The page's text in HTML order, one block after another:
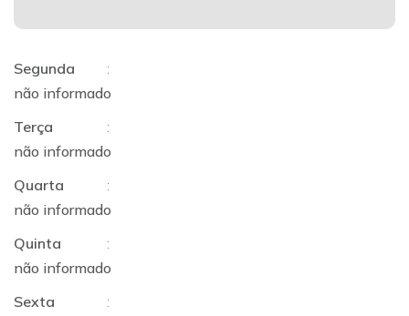
Segunda
:
não informado
Terça
:
não informado
Quarta
:
não informado
Quinta
:
não informado
Sexta
: